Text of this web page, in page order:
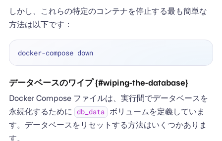
しかし、これらの特定のコンテナを停止する最も簡単な
方法は以下です：
データベースのワイプ {#wiping-the-database}
Docker Compose ファイルは、実行間でデータベースを
永続化するために
db_data ボリュームを定義していま
す。データベースをリセットする方法はいくつかありま
す。